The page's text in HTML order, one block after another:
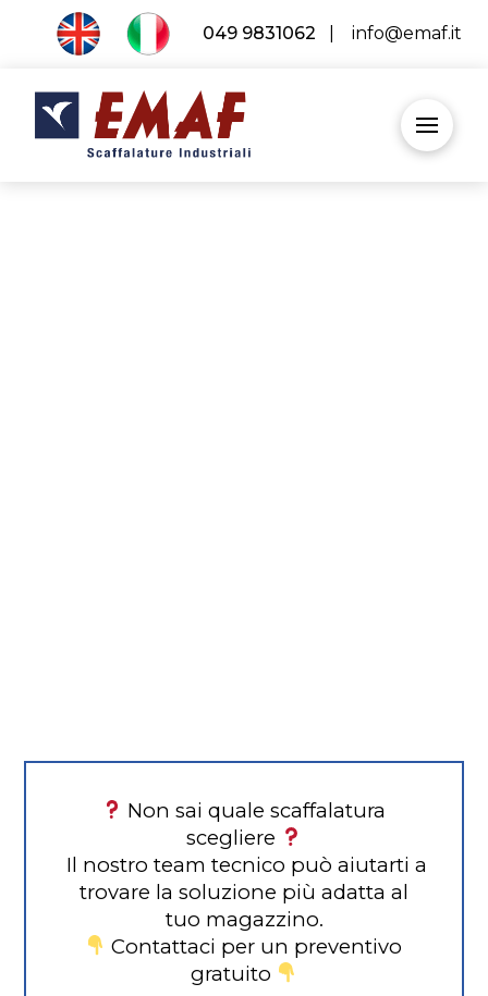
049 9831062 info@emaf.it
Non sai quale scaffalatura
scegliere
Il nostro team tecnico può aiutarti a
trovare la soluzione più adatta al
tuo magazzino.
Contattaci per un preventivo
gratuito